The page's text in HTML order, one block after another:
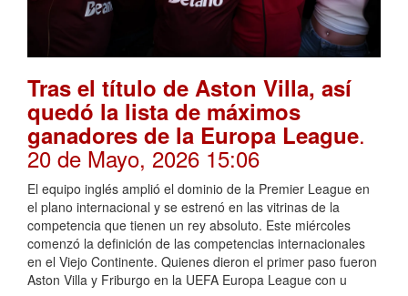
Tras el título de Aston Villa, así
quedó la lista de máximos
ganadores de la Europa League.
20 de Mayo, 2026 15:06
El equipo inglés amplió el dominio de la Premier League en
el plano internacional y se estrenó en las vitrinas de la
competencia que tienen un rey absoluto. Este miércoles
comenzó la definición de las competencias internacionales
en el Viejo Continente. Quienes dieron el primer paso fueron
Aston Villa y Friburgo en la UEFA Europa League con u